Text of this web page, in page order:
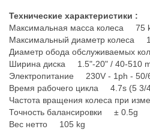
Технические характеристики :
Максимальная масса колеса 75
Максимальный диаметр колеса
Диаметр обода обслуживаемых
Ширина диска 1.5"-20" / 40-510
Электропитание 230V - 1ph - 50/
Время рабочего цикла 4.7s (5 3/
Частота вращения колеса при
Точность балансировки ± 0.5g
Вес нетто 105 kg